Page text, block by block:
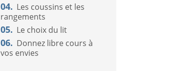
04. Les coussins et les
rangements
05. Le choix du lit
06. Donnez libre cours à
vos envies